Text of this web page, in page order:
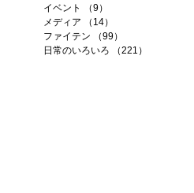
イベント
（9）
メディア
（14）
ファイテン
（99）
日常のいろいろ
（221）